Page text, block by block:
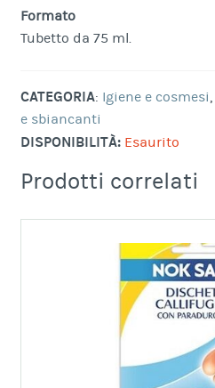
Formato
Tubetto da 75 ml.
CATEGORIA: Igiene e cosmesi,
e sbiancanti
DISPONIBILITÀ: Esaurito
Prodotti correlati